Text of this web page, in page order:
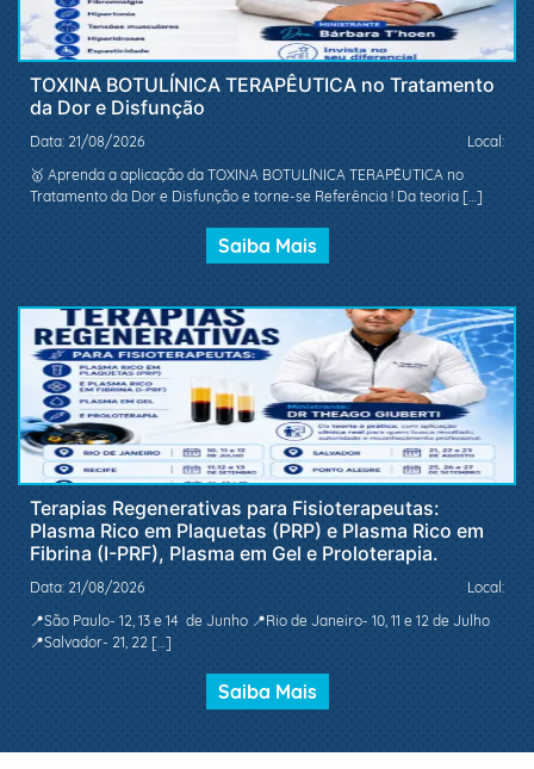
TOXINA BOTULÍNICA TERAPÊUTICA no Tratamento
da Dor e Disfunção
Data: 21/08/2026
Local:
🥇 Aprenda a aplicação da TOXINA BOTULÍNICA TERAPÊUTICA no
Tratamento da Dor e Disfunção e torne-se Referência ! Da teoria […]
Saiba Mais
Terapias Regenerativas para Fisioterapeutas:
Plasma Rico em Plaquetas (PRP) e Plasma Rico em
Fibrina (I-PRF), Plasma em Gel e Proloterapia.
Data: 21/08/2026
Local:
📍São Paulo- 12, 13 e 14 de Junho 📍Rio de Janeiro- 10, 11 e 12 de Julho
📍Salvador- 21, 22 […]
Saiba Mais